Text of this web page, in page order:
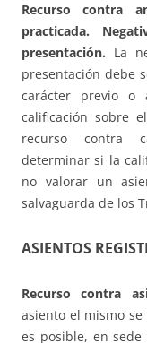
Recurso contra
practicada.
presentación. La
presentación debe
carácter previo o
calificación sobre
recurso contra
determinar si la
no valorar un
salvaguarda de los
ASIENTOS
Recurso contra
asiento el mismo
es posible, en